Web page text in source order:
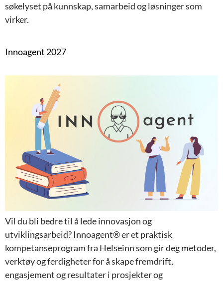
søkelyset på kunnskap, samarbeid og løsninger som
virker.
Innoagent 2027
Vil du bli bedre til å lede innovasjon og
utviklingsarbeid? Innoagent® er et praktisk
kompetanseprogram fra Helseinn som gir deg metoder,
verktøy og ferdigheter for å skape fremdrift,
engasjement og resultater i prosjekter og